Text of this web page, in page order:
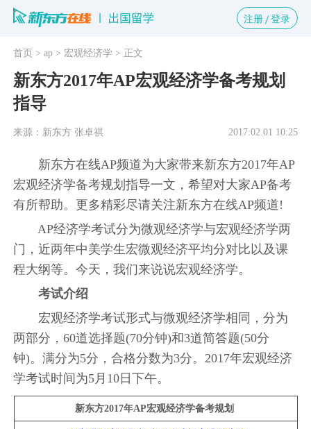
注册 登录
首页 > ap > 宏观经济学 > 正文
新东方2017年AP宏观经济学备考规划
指导
来源：新东方 张卓祺 2017.02.01 10:25
新东方在线AP频道为大家带来新东方2017年AP
宏观经济学备考规划指导一文，希望对大家AP备考
有所帮助。更多精彩尽请关注新东方在线AP频道!
AP经济学考试分为微观经济学与宏观经济学两
门，近两年中美学生宏微观经济平均分对比以及课
程大纲等。今天，我们来说说宏观经济学。
考试介绍
宏观经济学考试形式与微观经济学相同，分为
两部分，60道选择题(70分钟)和3道简答题(50分
钟)。满分为5分，合格分数为3分。2017年宏观经济
学考试时间为5月10日下午。
新东方2017年AP宏观经济学备考规划